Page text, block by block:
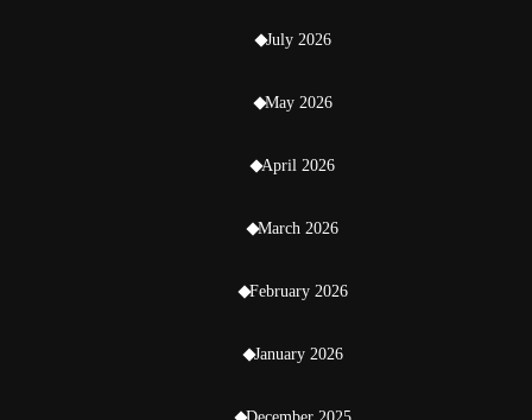
July 2026
May 2026
April 2026
March 2026
February 2026
January 2026